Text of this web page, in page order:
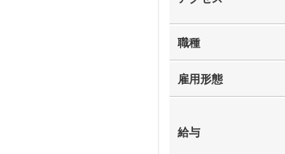
職種
雇用形態
給与